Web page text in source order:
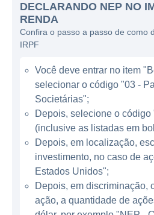
função é adquirir,
de energia renovável. O
Energy Partners está em
e eólica, além de fornecer
manutenção e operação
eficiência e a entrega
aos seus clientes.
ATUAÇÃO DA
PARTNERS
NextEra Energy
DECLARANDO NEP NO
RENDA
Confira o passo a passo de como
IRPF
Você deve entrar no item
selecionar o código "03 -
Societárias";
Depois, selecione o código
(inclusive as listadas em
Depois, em localização,
investimento, no caso de
Estados Unidos";
Depois, em discriminação,
ação, a quantidade de